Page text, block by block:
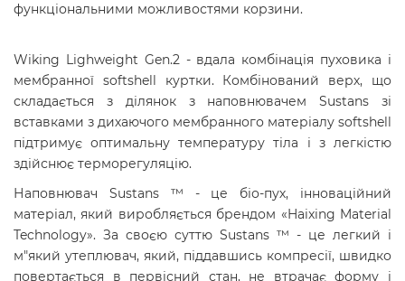
функціональними можливостями корзини.
Wiking Lighweight Gen.2 - вдала комбінація пуховика і
мембранної softshell куртки. Комбінований верх, що
складається з ділянок з наповнювачем Sustans зі
вставками з дихаючого мембранного матеріалу softshell
підтримує оптимальну температуру тіла і з легкістю
здійснює терморегуляцію.
Наповнювач Sustans ™ - це біо-пух, інноваційний
матеріал, який виробляється брендом «Haixing Material
Technology». За своєю суттю Sustans ™ - це легкий і
м"який утеплювач, який, піддавшись компресії, швидко
повертається в первісний стан, не втрачає форму і